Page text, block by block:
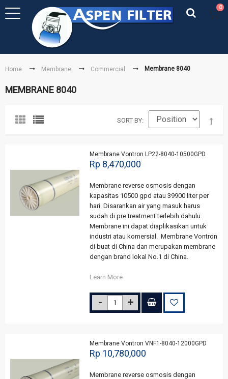
0
Home Membrane Commercial Membrane 8040
MEMBRANE 8040
SORT BY
Membrane Vontron LP22-8040-10500GPD
Rp 8,470,000
Membrane reverse osmosis dengan
kapasitas 10500 gpd atau 39900 liter per
hari. Disarankan air yang masuk harus
sudah di pre treatment terlebih dahulu.
Membrane ini dapat diaplikasikan untuk
industri atau komersial. Membrane Vontron
di buat di China dan merupakan membrane
dengan brand lokal No.1 di China.
Learn More
Membrane Vontron VNF1-8040-12000GPD
Rp 10,780,000
Membrane reverse osmosis dengan